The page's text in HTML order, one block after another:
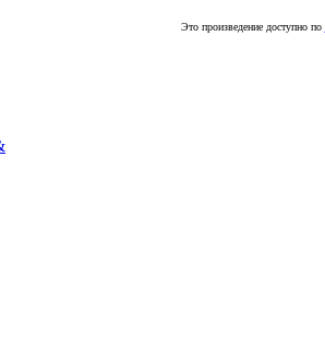
Это произведение доступно по